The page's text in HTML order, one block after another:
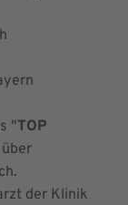
"TOP
der Klinik